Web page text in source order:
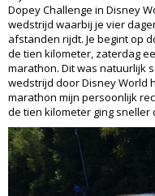
Dopey Challenge in Disney
wedstrijd waarbij je vier
afstanden rijdt. Je begint op
de tien kilometer, zaterdag
marathon. Dit was natuurlijk
wedstrijd door Disney World
marathon mijn persoonlijk
de tien kilometer ging